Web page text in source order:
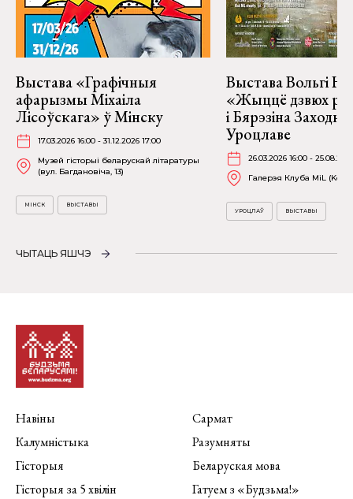
Выстава «Графічныя
афарызмы Міхаіла
Лісоўскага» ў Мінску
17.03.2026 16:00 - 31.12.2026 17:00
Музей гісторыі беларускай літаратуры
(вул. Багдановіча, 13)
МІНСК ВЫСТАВЫ
Выстава Вольгі
«Жыццё дзвюх
і Бярэзіна
Уроцлаве
26.03.2026 16:00 -
Галерэя Клуба MiL
УРОЦЛАЎ ВЫСТАВЫ
ЧЫТАЦЬ ЯШЧЭ
Навіны
Калумністыка
Гісторыя
Гісторыя за 5 хвілін
Сармат
Разумняты
Беларуская мова
Гатуем з «Будзьма!»